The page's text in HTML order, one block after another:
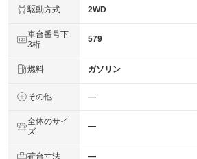
駆動方式 2WD
車台番号下
3桁
579
燃料 ガソリン
その他 ―
全体のサイ
ズ
―
荷台寸法 ―